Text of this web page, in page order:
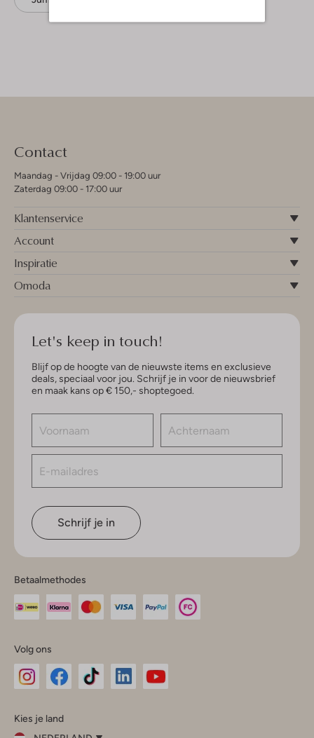
Contact
Maandag - Vrijdag 09:00 - 19:00 uur
Zaterdag 09:00 - 17:00 uur
Klantenservice
Account
Inspiratie
Omoda
Let's keep in touch!
Blijf op de hoogte van de nieuwste items en exclusieve
deals, speciaal voor jou. Schrijf je in voor de nieuwsbrief
en maak kans op € 150,- shoptegoed.
Schrijf je in
Betaalmethodes
Volg ons
InstagramFacebook
Kies je land